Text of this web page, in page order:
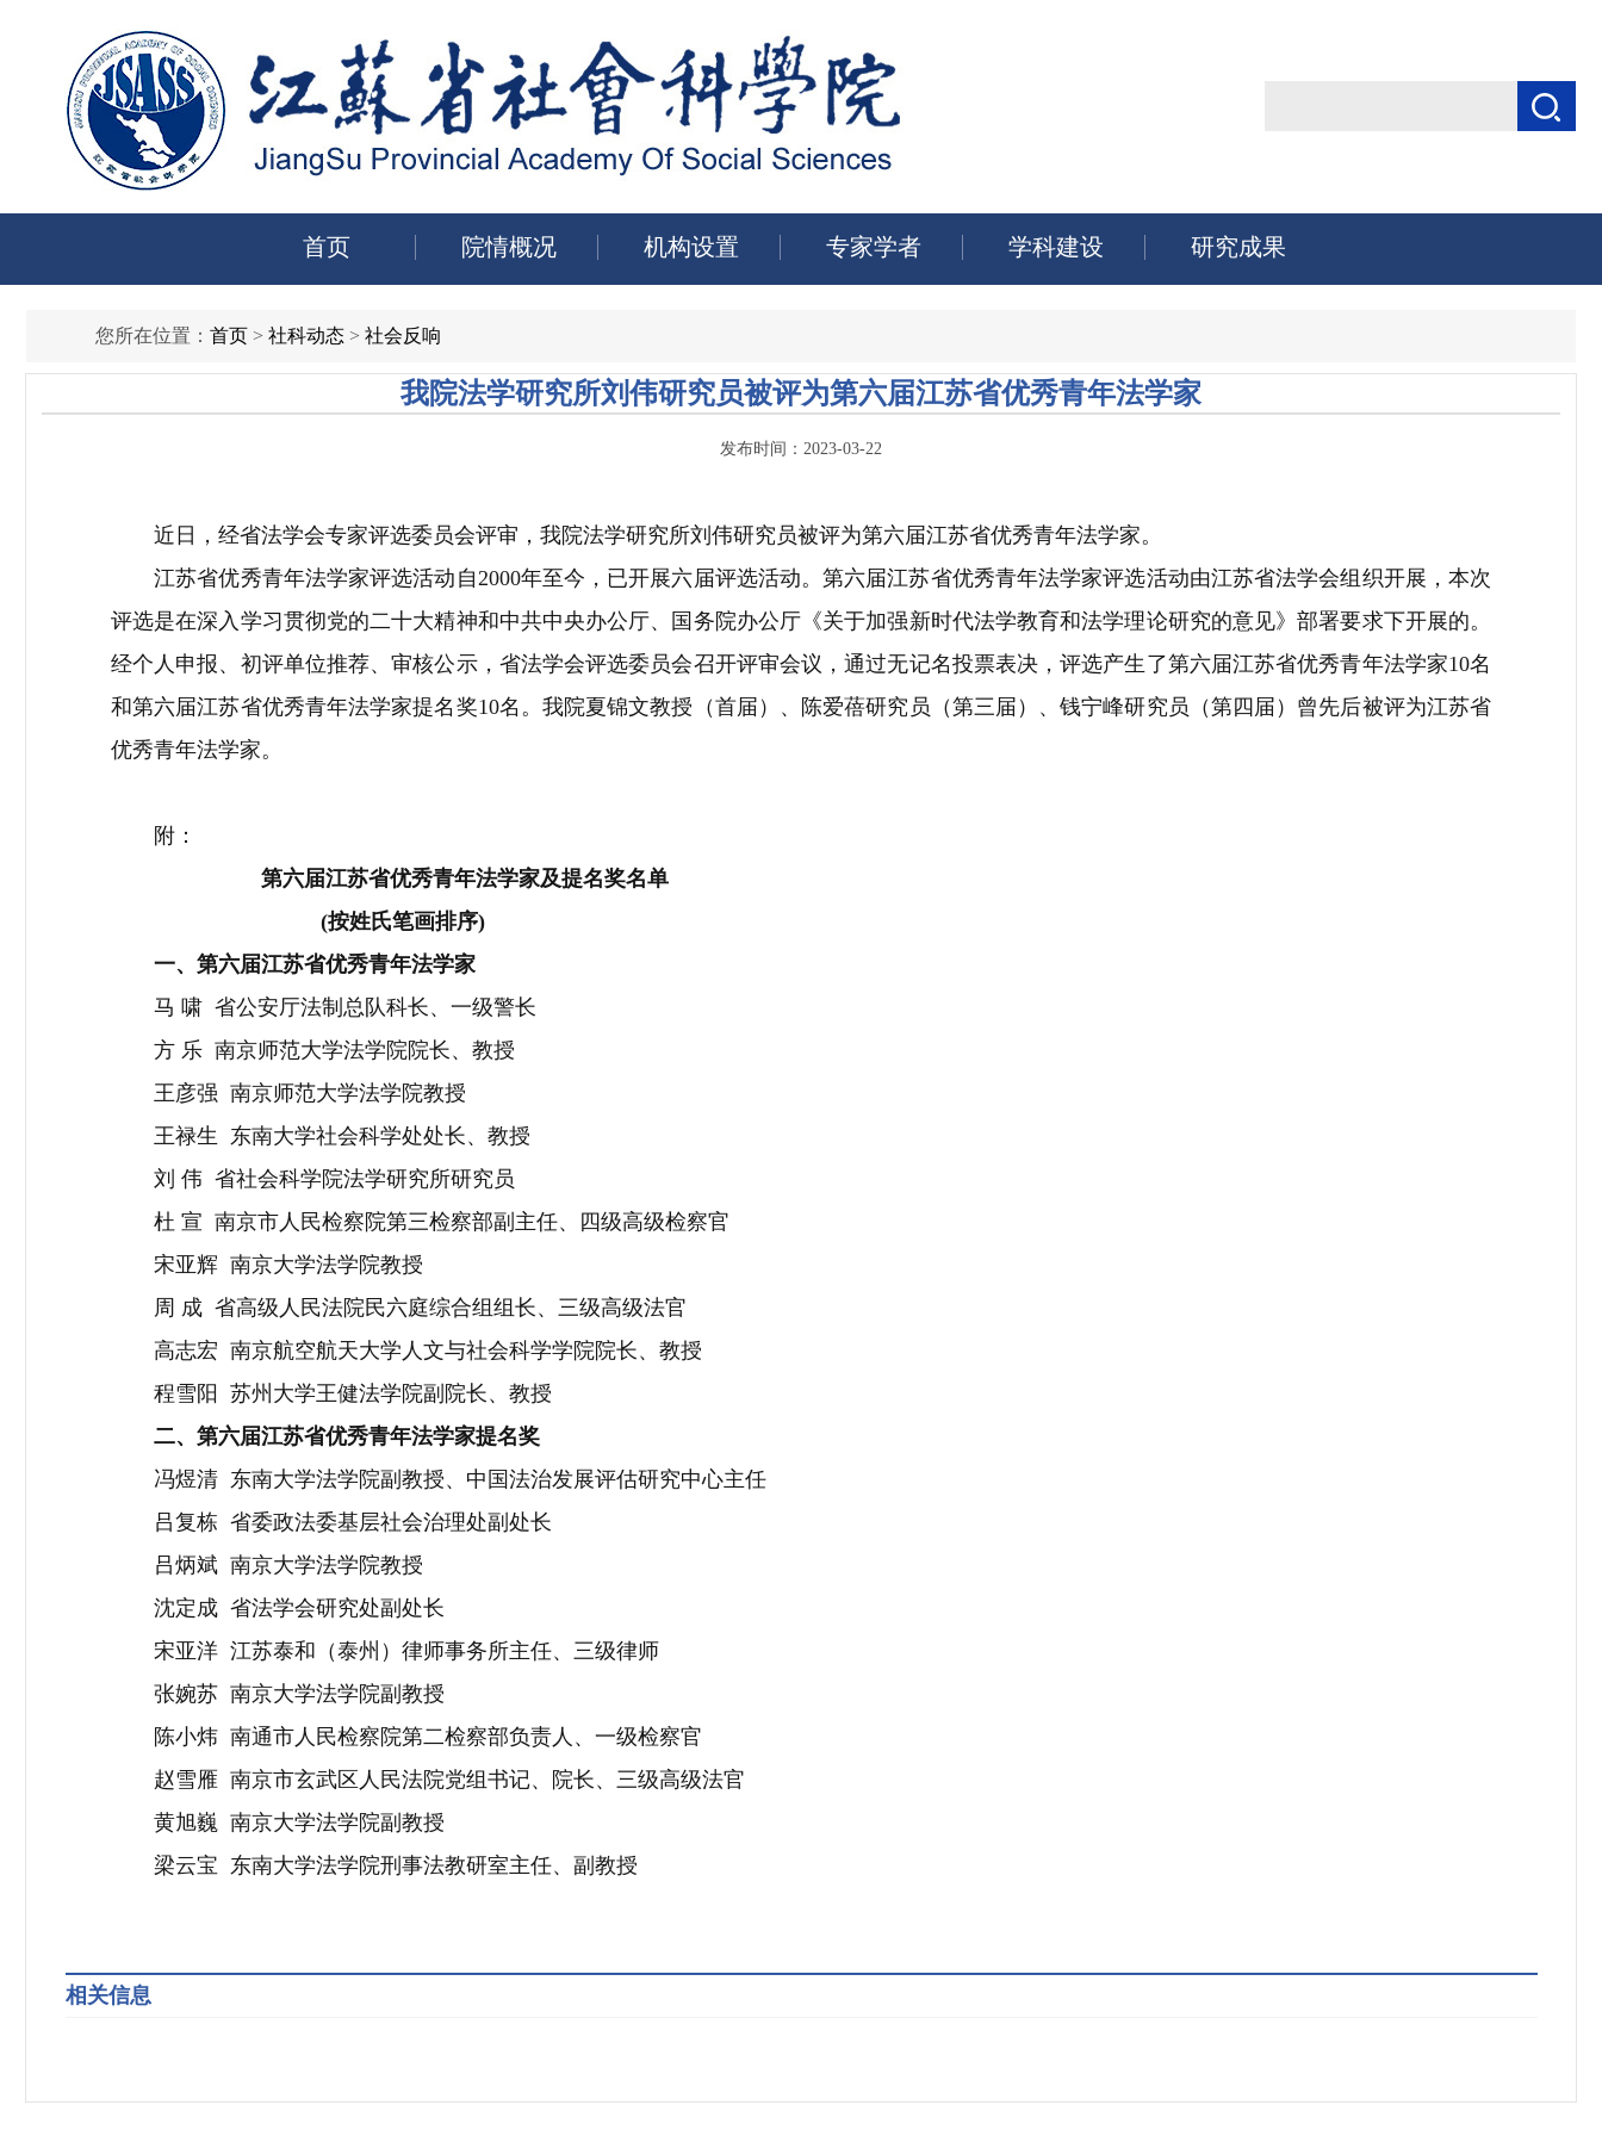
首页 院情概况 机构设置 专家学者 学科建设 研究成果
您所在位置： 首页 > 社科动态 > 社会反响
我院法学研究所刘伟研究员被评为第六届江苏省优秀青年法学家
发布时间：2023-03-22
近日，经省法学会专家评选委员会评审，我院法学研究所刘伟研究员被评为第六届江苏省优秀青年法学家。
江苏省优秀青年法学家评选活动自2000年至今，已开展六届评选活动。第六届江苏省优秀青年法学家评选活动由江苏省法学会组织开展，本次
评选是在深入学习贯彻党的二十大精神和中共中央办公厅、国务院办公厅《关于加强新时代法学教育和法学理论研究的意见》部署要求下开展的。
经个人申报、初评单位推荐、审核公示，省法学会评选委员会召开评审会议，通过无记名投票表决，评选产生了第六届江苏省优秀青年法学家10名
和第六届江苏省优秀青年法学家提名奖10名。我院夏锦文教授（首届）、陈爱蓓研究员（第三届）、钱宁峰研究员（第四届）曾先后被评为江苏省
优秀青年法学家。
附：
第六届江苏省优秀青年法学家及提名奖名单
(按姓氏笔画排序)
一、第六届江苏省优秀青年法学家
马 啸 省公安厅法制总队科长、一级警长
方 乐 南京师范大学法学院院长、教授
王彦强 南京师范大学法学院教授
王禄生
东南大学社会科学处处长、教授
刘 伟 省社会科学院法学研究所研究员
杜 宣 南京市人民检察院第三检察部副主任、四级高级检察官
宋亚辉 南京大学法学院教授
周 成 省高级人民法院民六庭综合组组长、三级高级法官
高志宏 南京航空航天大学人文与社会科学学院院长、教授
程雪阳
苏州大学王健法学院副院长、教授
二、第六届江苏省优秀青年法学家提名奖
冯煜清 东南大学法学院副教授、中国法治发展评估研究中心主任
吕复栋 省委政法委基层社会治理处副处长
吕炳斌 南京大学法学院教授
沈定成 省法学会研究处副处长
宋亚洋 江苏泰和（泰州）律师事务所主任、三级律师
张婉苏 南京大学法学院副教授
陈小炜 南通市人民检察院第二检察部负责人、一级检察官
赵雪雁 南京市玄武区人民法院党组书记、院长、三级高级法官
黄旭巍 南京大学法学院副教授
梁云宝 东南大学法学院刑事法教研室主任、副教授
相关信息